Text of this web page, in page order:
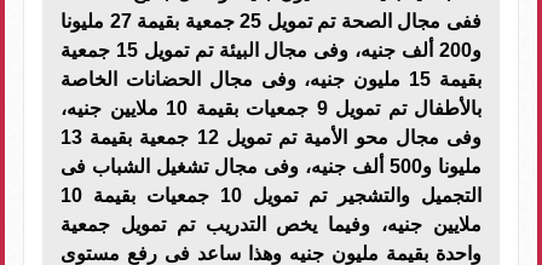
ففى مجال الصحة تم تمويل 25 جمعية بقيمة 27 مليونا
و200 ألف جنيه، وفى مجال البيئة تم تمويل 15 جمعية
بقيمة 15 مليون جنيه، وفى مجال الحضانات الخاصة
بالأطفال تم تمويل 9 جمعيات بقيمة 10 ملايين جنيه،
وفى مجال محو الأمية تم تمويل 12 جمعية بقيمة 13
مليونا و500 ألف جنيه، وفى مجال تشغيل الشباب فى
التجميل والتشجير تم تمويل 10 جمعيات بقيمة 10
ملايين جنيه، وفيما يخص التدريب تم تمويل جمعية
واحدة بقيمة مليون جنيه وهذا ساعد فى رفع مستوى